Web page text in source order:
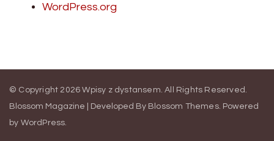
WordPress.org
© Copyright 2026Wpisy z dystansem. All Rights Reserved.
Blossom Magazine | Developed By Blossom Themes. Powered
by WordPress.